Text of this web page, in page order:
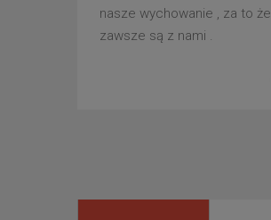
nasze wychowanie , za to że
zawsze są z nami .